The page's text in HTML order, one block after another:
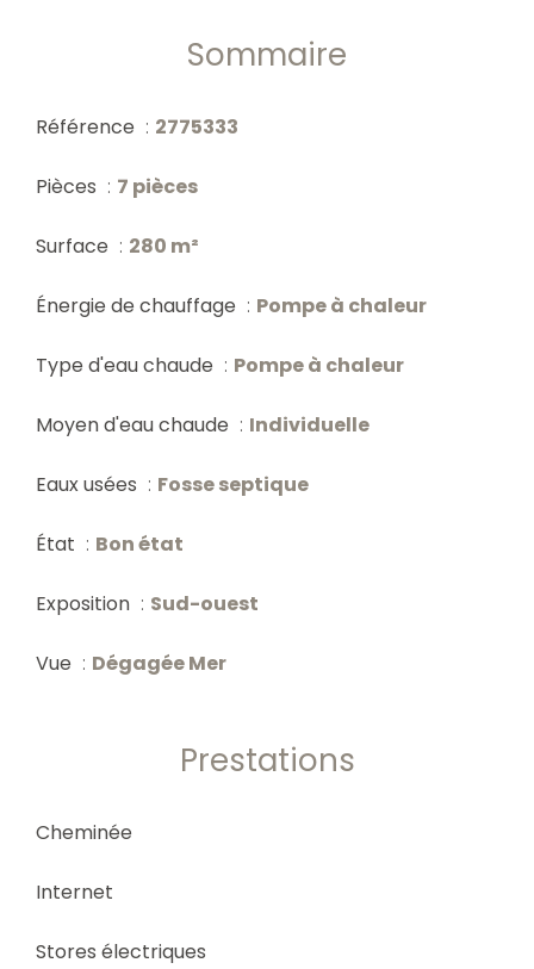
Sommaire
Référence 2775333
Pièces 7 pièces
Surface 280 m²
Énergie de chauffage Pompe à chaleur
Type d'eau chaude Pompe à chaleur
Moyen d'eau chaude Individuelle
Eaux usées Fosse septique
État Bon état
Exposition Sud-ouest
Vue Dégagée Mer
Prestations
Cheminée
Internet
Stores électriques